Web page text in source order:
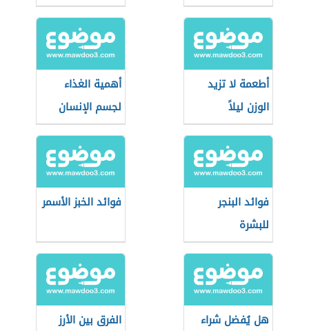
أطعمة لا تزيد
الوزن ليلاً
أهمية الغذاء
لجسم الإنسان
فوائد البنجر
للبشرة
فوائد الخبز الأسمر
هل يُفضل شراء
الفرق بين الأرز